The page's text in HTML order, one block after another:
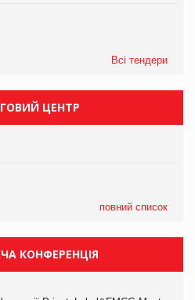
Всі тендери
ЦЕНТР
повний список
КОНФЕРЕНЦІЯ